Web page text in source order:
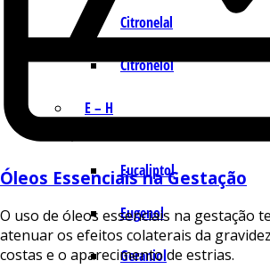
Citronelal
Citronelol
E – H
Eucaliptol
Eugenol
Geraniol
Óleos Essenciais na Gestação
O uso de óleos essenciais na gestação
atenuar os efeitos colaterais da
costas e o aparecimento de estrias.